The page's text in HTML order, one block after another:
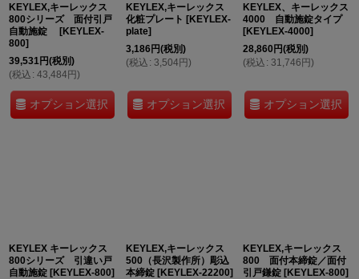
KEYLEX,キーレックス
800シリーズ 面付引戸
自動施錠
[KEYLEX-
800]
39,531円(税別)
(税込 : 43,484円)
オプション選択
KEYLEX,キーレックス
化粧プレート [KEYLEX-
plate]
3,186円(税別)
(税込 : 3,504円)
オプション選択
KEYLEX、キーレックス
4000 自動施錠タイプ
[KEYLEX-4000]
28,860円(税別)
(税込 : 31,746円)
オプション選択
KEYLEX キーレックス
800シリーズ 引違い戸
自動施錠 [KEYLEX-800]
KEYLEX,キーレックス
500（長沢製作所）彫込
本締錠 [KEYLEX-22200]
KEYLEX,キーレックス
800 面付本締錠／面付
引戸鎌錠 [KEYLEX-800]